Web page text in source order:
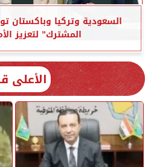
السعودية وتركيا وباكستان
المشترك” لتعزيز
الأعلى